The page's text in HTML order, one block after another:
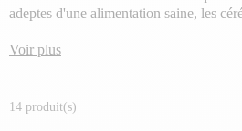
adeptes d'une alimentation saine, les
essentiels
des options comme le
muesli
, et les
Voir plus
14 produit(s)